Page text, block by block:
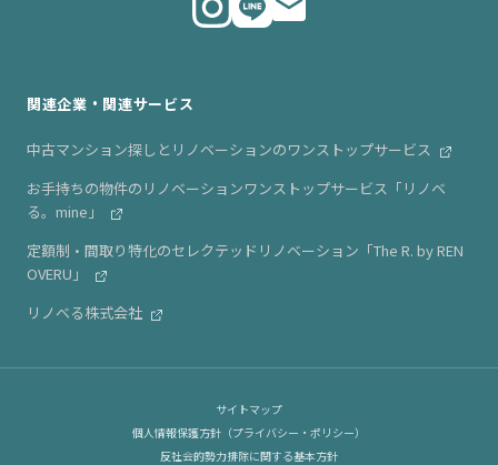
関連企業・関連サービス
中古マンション探しとリノベーションのワンストップサービス
お手持ちの物件のリノベーションワンストップサービス「リノベ
る。mine」
定額制・間取り特化のセレクテッドリノベーション「The R. by REN
OVERU」
リノベる株式会社
サイトマップ
個人情報保護方針（プライバシー・ポリシー）
反社会的勢力排除に関する基本方針